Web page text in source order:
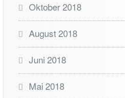
Oktober 2018
August 2018
Juni 2018
Mai 2018